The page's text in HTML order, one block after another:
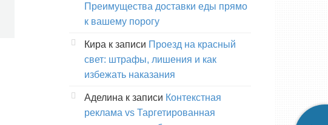
Преимущества доставки еды прямо
к вашему порогу
Кира к записи Проезд на красный
свет: штрафы, лишения и как
избежать наказания
Аделина к записи Контекстная
реклама vs Таргетированная